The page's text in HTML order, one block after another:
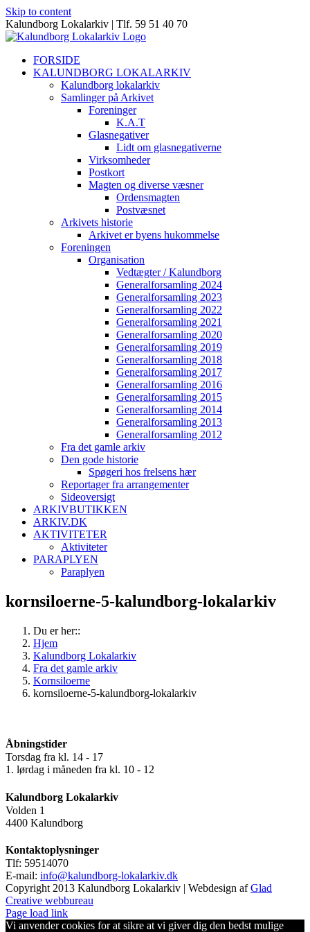
Skip to content
Kalundborg Lokalarkiv | Tlf. 59 51 40 70
FORSIDE
KALUNDBORG LOKALARKIV
Kalundborg lokalarkiv
Samlinger på Arkivet
Foreninger
K.A.T
Glasnegativer
Lidt om glasnegativerne
Virksomheder
Postkort
Magten og diverse væsner
Ordensmagten
Postvæsnet
Arkivets historie
Arkivet er byens hukommelse
Foreningen
Organisation
Vedtægter / Kalundborg
Generalforsamling 2024
Generalforsamling 2023
Generalforsamling 2022
Generalforsamling 2021
Generalforsamling 2020
Generalforsamling 2019
Generalforsamling 2018
Generalforsamling 2017
Generalforsamling 2016
Generalforsamling 2015
Generalforsamling 2014
Generalforsamling 2013
Generalforsamling 2012
Fra det gamle arkiv
Den gode historie
Spøgeri hos frelsens hær
Reportager fra arrangementer
Sideoversigt
ARKIVBUTIKKEN
ARKIV.DK
AKTIVITETER
Aktiviteter
PARAPLYEN
Paraplyen
kornsiloerne-5-kalundborg-lokalarkiv
Du er her::
Hjem
Kalundborg Lokalarkiv
Fra det gamle arkiv
Kornsiloerne
kornsiloerne-5-kalundborg-lokalarkiv
Åbningstider
Torsdag fra kl. 14 - 17
1. lørdag i måneden fra kl. 10 - 12
Kalundborg Lokalarkiv
Volden 1
4400 Kalundborg
Kontaktoplysninger
Tlf: 59514070
E-mail: info@kalundborg-lokalarkiv.dk
Copyright 2013 Kalundborg Lokalarkiv | Webdesign afGlad
Creative webbureau
Page load link
Vi anvender cookies for at sikre at vi giver dig den bedst mulige